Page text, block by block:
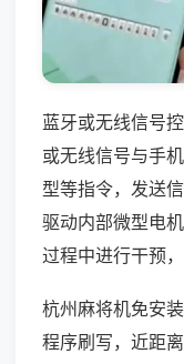
蓝牙或无线信号
或无线信号与手
型等指令，发送
驱动内部微型电
过程中进行干预
杭州麻将机免安
程序刷写，近距